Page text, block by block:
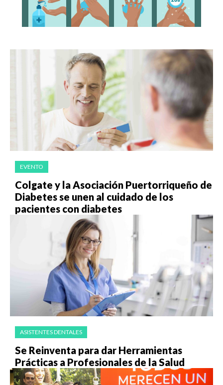
EVENTO
Colgate y la Asociación Puertorriqueño de
Diabetes se unen al cuidado de los
pacientes con diabetes
ASISTENTES DENTALES
Se Reinventa para dar Herramientas
Prácticas a Profesionales de la Salud